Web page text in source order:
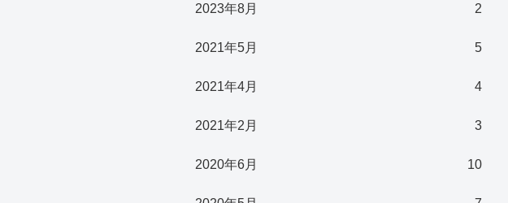
2023年8月 2
2021年5月 5
2021年4月 4
2021年2月 3
2020年6月 10